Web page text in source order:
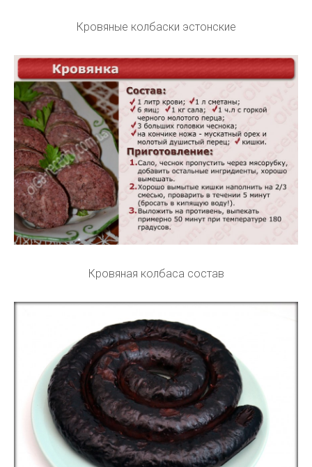
Кровяные колбаски эстонские
Кровяная колбаса состав